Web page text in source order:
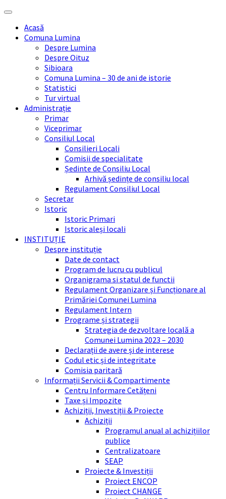
Skip
content
Skip
sidebar
Skip
right
sidebar
Skip
footerAcasă
Comuna Lumina
Despre Lumina
Despre Oituz
Sibioara
Comuna Lumina – 30 de ani de istorie
Statistici
Tur virtual
Administrație
Primar
Viceprimar
Consiliul Local
Consilieri Locali
Comisii de specialitate
Ședinte de Consiliu Local
Arhivă ședințe de consiliu local
Regulament Consiliul Local
Secretar
Istoric
Istoric Primari
Istoric aleși locali
INSTITUȚIE
Despre instituție
Date de contact
Program de lucru cu publicul
Organigrama si statul de functii
Regulament Organizare și Funcționare al
Primăriei Comunei Lumina
Regulament Intern
Programe și strategii
Strategia de dezvoltare locală a
Comunei Lumina 2023 – 2030
Declarații de avere și de interese
Codul etic și de integritate
Comisia paritară
Informații Servicii & Compartimente
Centru Informare Cetățeni
Taxe și Impozite
Achiziții, Investiții & Proiecte
Achiziții
Programul anual al achizițiilor
publice
Centralizatoare
SEAP
Proiecte & Investiții
Proiect ENCOP
Proiect CHANGE